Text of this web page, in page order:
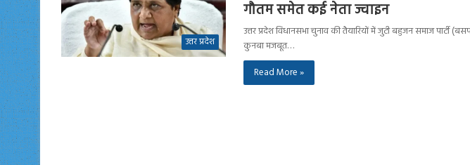
उत्तर प्रदेश
गौतम समेत कई नेता ज्वाइन
उत्तर प्रदेश विधानसभा चुनाव की तैयारियों में जुटी बहुजन समाज पार्टी
कुनबा मजबूत…
Read More »